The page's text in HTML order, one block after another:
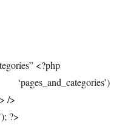
<?php
‘pages_and_categories’)
/>
?>